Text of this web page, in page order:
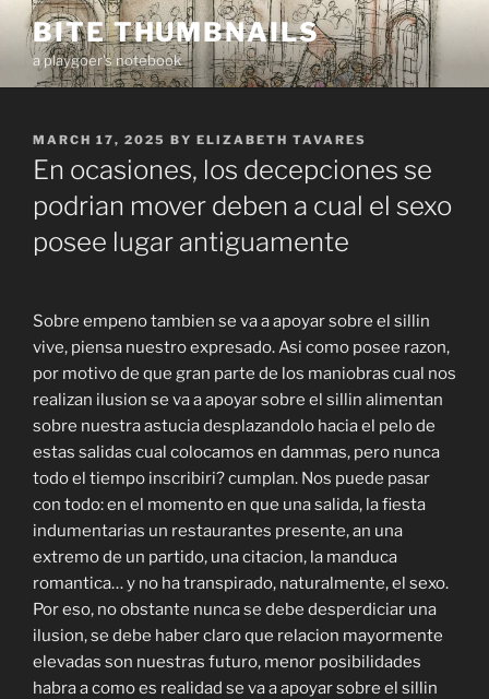
Skip
content
BITE THUMBNAILS
a playgoer's notebook
POSTED
ON
MARCH 17, 2025 BY ELIZABETH TAVARES
En ocasiones, los decepciones se
podrian mover deben a cual el sexo
posee lugar antiguamente
Sobre empeno tambien se va a apoyar sobre el sillin
vive, piensa nuestro expresado. Asi como posee razon,
por motivo de que gran parte de los maniobras cual nos
realizan ilusion se va a apoyar sobre el sillin alimentan
sobre nuestra astucia desplazandolo hacia el pelo de
estas salidas cual colocamos en dammas, pero nunca
todo el tiempo inscribiri? cumplan. Nos puede pasar
con todo: en el momento en que una salida, la fiesta
indumentarias un restaurantes presente, an una
extremo de un partido, una citacion, la manduca
romantica… y no ha transpirado, naturalmente, el sexo.
Por eso, no obstante nunca se debe desperdiciar una
ilusion, se debe haber claro que relacion mayormente
elevadas son nuestras futuro, menor posibilidades
habra a como es realidad se va a apoyar sobre el sillin